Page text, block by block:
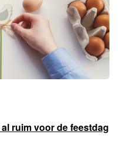
ruim voor de feestdag